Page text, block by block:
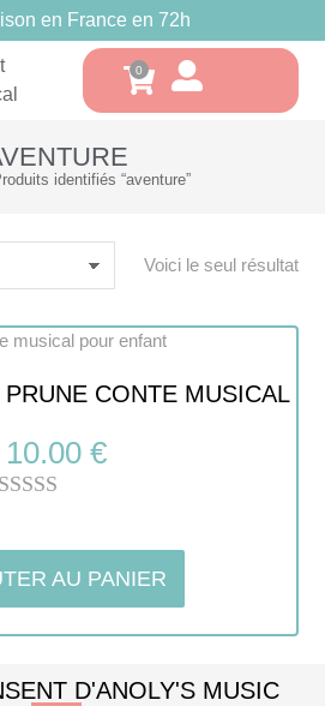
en France en 72h
identifiés “aventure”
Voici le seul résultat
CONTE MUSICAL
10.00 €
sur 5
AU PANIER
D'ANOLY'S MUSIC